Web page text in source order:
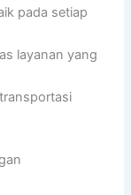
pada setiap
layanan yang